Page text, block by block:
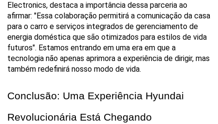
Electronics, destaca a importância dessa parceria ao
afirmar: "Essa colaboração permitirá a comunicação da casa
para o carro e serviços integrados de gerenciamento de
energia doméstica que são otimizados para estilos de vida
futuros". Estamos entrando em uma era em que a
tecnologia não apenas aprimora a experiência de dirigir, mas
também redefinirá nosso modo de vida.
Conclusão: Uma Experiência Hyundai
Revolucionária Está Chegando